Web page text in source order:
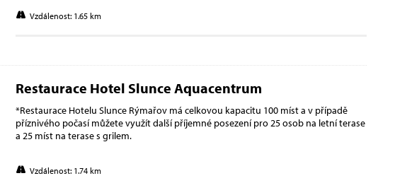
Vzdálenost: 1.65 km
Restaurace Hotel Slunce Aquacentrum
*Restaurace Hotelu Slunce Rýmařov má celkovou kapacitu 100 míst a v případě
příznivého počasí můžete využít další příjemné posezení pro 25 osob na letní terase
a 25 míst na terase s grilem.
Vzdálenost: 1.74 km